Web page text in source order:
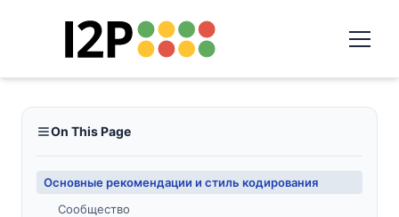
On This Page
Основные рекомендации и стиль кодирования
Сообщество